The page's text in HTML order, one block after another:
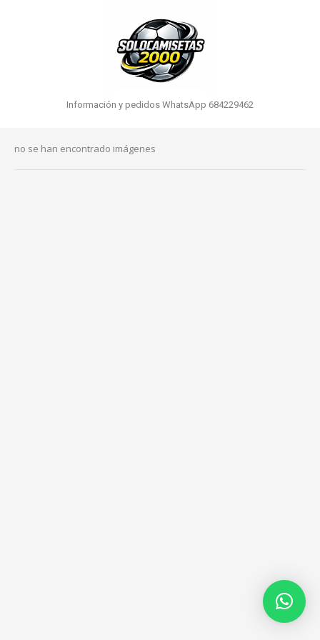
Información y pedidos WhatsApp 684229462
no se han encontrado imágenes